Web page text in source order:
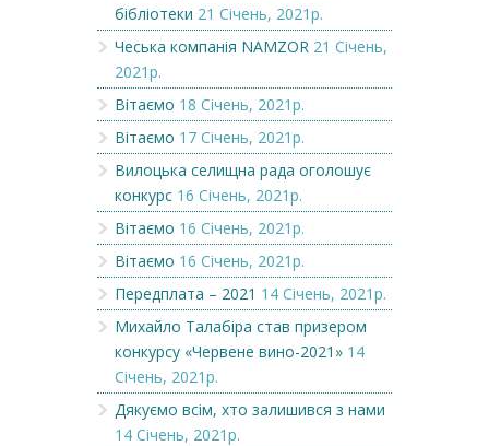
бібліотеки 21 Січень, 2021р.
Чеська компанія NAMZOR 21 Січень,
2021р.
Вітаємо 18 Січень, 2021р.
Вітаємо 17 Січень, 2021р.
Вилоцька селищна рада оголошує
конкурс 16 Січень, 2021р.
Вітаємо 16 Січень, 2021р.
Вітаємо 16 Січень, 2021р.
Передплата – 2021 14 Січень, 2021р.
Михайло Талабіра став призером
конкурсу «Червене вино-2021» 14
Січень, 2021р.
Дякуємо всім, хто залишився з нами
14 Січень, 2021р.